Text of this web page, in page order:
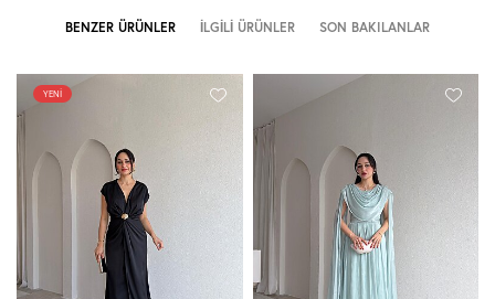
BENZER ÜRÜNLER İLGILI ÜRÜNLER SON BAKILANLAR
YENI